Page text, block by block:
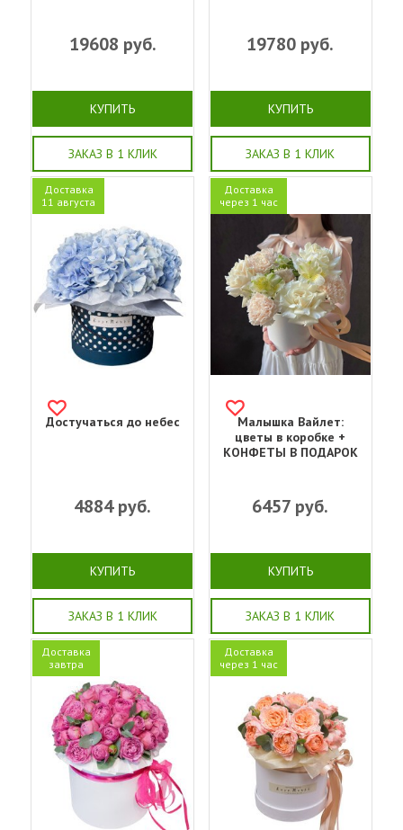
19608 руб.
КУПИТЬ
ЗАКАЗ В 1 КЛИК
19780 руб.
КУПИТЬ
ЗАКАЗ В 1 КЛИК
Доставка
11 августа
Достучаться до небес
4884руб.
КУПИТЬ
ЗАКАЗ В 1 КЛИК
Доставка
через 1 час
Малышка Вайлет:
цветы в коробке +
КОНФЕТЫ В ПОДАРОК
6457 руб.
КУПИТЬ
ЗАКАЗ В 1 КЛИК
Доставка
завтра
Доставка
через 1 час